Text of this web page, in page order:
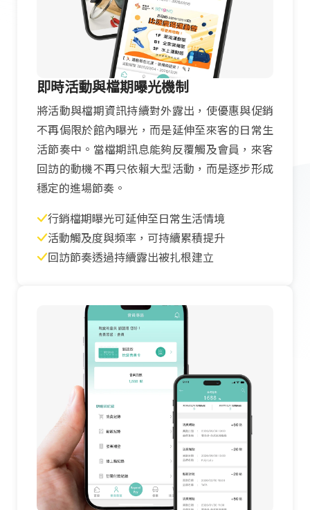
即時活動與檔期曝光機制
將活動與檔期資訊持續對外露出，使優惠與促銷
不再侷限於館內曝光，而是延伸至來客的日常生
活節奏中。當檔期訊息能夠反覆觸及會員，來客
回訪的動機不再只依賴大型活動，而是逐步形成
穩定的進場節奏。
行銷檔期曝光可延伸至日常生活情境
活動觸及度與頻率，可持續累積提升
回訪節奏透過持續露出被扎根建立